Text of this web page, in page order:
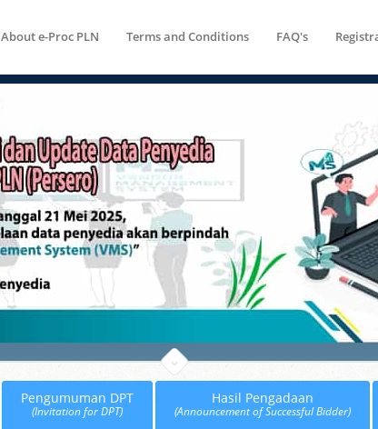
About e-Proc PLN Terms and Conditions FAQ's
Pengumuman DPT
(Invitation for DPT)
Hasil Pengadaan
(Announcement of Successful Bidder)